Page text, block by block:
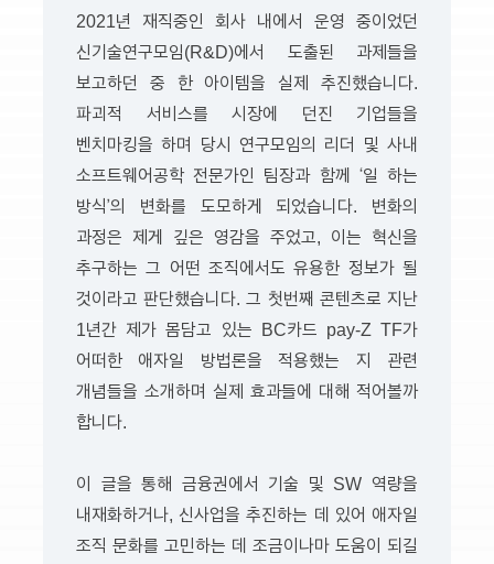
2021년 재직중인 회사 내에서 운영 중이었던
신기술연구모임(R&D)에서 도출된 과제들을
보고하던 중 한 아이템을 실제 추진했습니다.
파괴적 서비스를 시장에 던진 기업들을
벤치마킹을 하며 당시 연구모임의 리더 및 사내
소프트웨어공학 전문가인 팀장과 함께 ‘일 하는
방식’의 변화를 도모하게 되었습니다. 변화의
과정은 제게 깊은 영감을 주었고, 이는 혁신을
추구하는 그 어떤 조직에서도 유용한 정보가 될
것이라고 판단했습니다. 그 첫번째 콘텐츠로 지난
1년간 제가 몸담고 있는 BC카드 pay-Z TF가
어떠한 애자일 방법론을 적용했는 지 관련
개념들을 소개하며 실제 효과들에 대해 적어볼까
합니다.
이 글을 통해 금융권에서 기술 및 SW 역량을
내재화하거나, 신사업을 추진하는 데 있어 애자일
조직 문화를 고민하는 데 조금이나마 도움이 되길